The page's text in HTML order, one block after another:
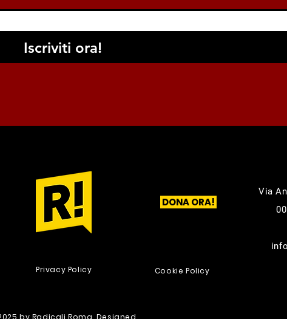
Iscriviti ora!
DONA ORA!
Privacy Policy Cookie Policy
Via